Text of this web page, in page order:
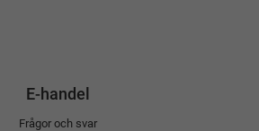
E-handel
Frågor och svar